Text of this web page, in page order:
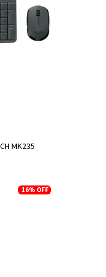
MK235
16% OFF